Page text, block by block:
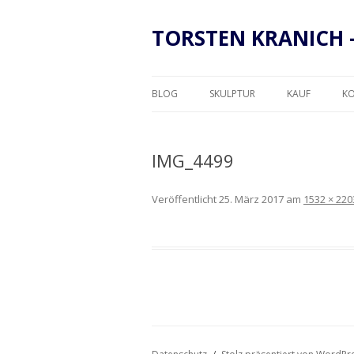
TORSTEN KRANICH
BLOG SKULPTUR KAUF
IMG_4499
Veröffentlicht25. März 2017 am 1532 ×